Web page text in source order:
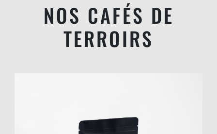
NOS CAFÉS DE
TERROIRS